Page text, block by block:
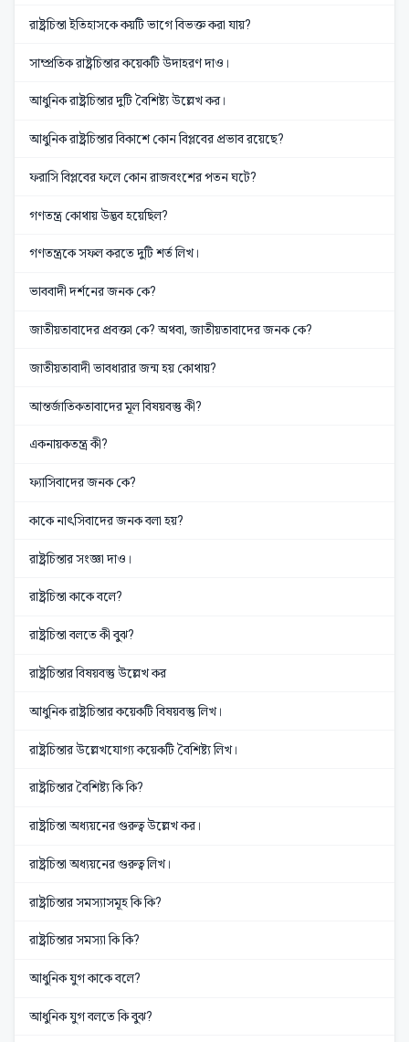
রাষ্ট্রচিন্তা ইতিহাসকে কয়টি ভাগে বিভক্ত করা যায়?
সাম্প্রতিক রাষ্ট্রচিন্তার কয়েকটি উদাহরণ দাও।
আধুনিক রাষ্ট্রচিন্তার দুটি বৈশিষ্ট্য উল্লেখ কর।
আধুনিক রাষ্ট্রচিন্তার বিকাশে কোন বিপ্লবের প্রভাব রয়েছে?
ফরাসি বিপ্লবের ফলে কোন রাজবংশের পতন ঘটে?
গণতন্ত্র কোথায় উদ্ভব হয়েছিল?
গণতন্ত্রকে সফল করতে দুটি শর্ত লিখ।
ভাববাদী দর্শনের জনক কে?
জাতীয়তাবাদের প্রবক্তা কে? অথবা, জাতীয়তাবাদের জনক কে?
জাতীয়তাবাদী ভাবধারার জন্ম হয় কোথায়?
আন্তর্জাতিকতাবাদের মূল বিষয়বস্তু কী?
একনায়কতন্ত্র কী?
ফ্যাসিবাদের জনক কে?
কাকে নাৎসিবাদের জনক বলা হয়?
রাষ্ট্রচিন্তার সংজ্ঞা দাও।
রাষ্ট্রচিন্তা কাকে বলে?
রাষ্ট্রচিন্তা বলতে কী বুঝ?
রাষ্ট্রচিন্তার বিষয়বস্তু উল্লেখ কর
আধুনিক রাষ্ট্রচিন্তার কয়েকটি বিষয়বস্তু লিখ।
রাষ্ট্রচিন্তার উল্লেখযোগ্য কয়েকটি বৈশিষ্ট্য লিখ।
রাষ্ট্রচিন্তার বৈশিষ্ট্য কি কি?
রাষ্ট্রচিন্তা অধ্যয়নের গুরুত্ব উল্লেখ কর।
রাষ্ট্রচিন্তা অধ্যয়নের গুরুত্ব লিখ।
রাষ্ট্রচিন্তার সমস্যাসমূহ কি কি?
রাষ্ট্রচিন্তার সমস্যা কি কি?
আধুনিক যুগ কাকে বলে?
আধুনিক যুগ বলতে কি বুঝ?